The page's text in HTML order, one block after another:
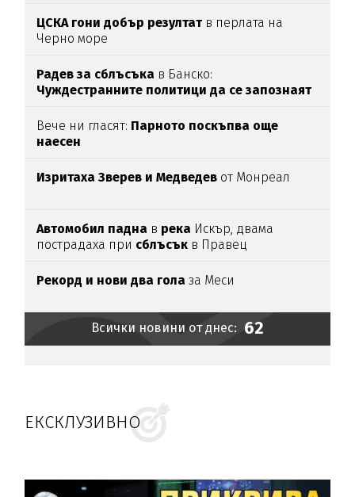
ЦСКА гони добър резултат в перлата на
Черно море
Радев за сблъсъка в Банско:
Чуждестранните политици да се запознаят
Вече ни гласят: Парното поскъпва още
наесен
Изритаха Зверев и Медведев от Монреал
Автомобил падна в река Искър, двама
пострадаха при сблъсък в Правец
Рекорд и нови два голаза Меси
Всички новини от днес: 62
ЕКСКЛУЗИВНО